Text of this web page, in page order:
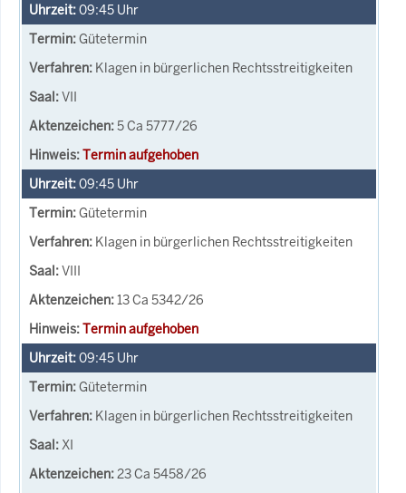
09:45 Uhr
Gütetermin
Klagen in bürgerlichen Rechtsstreitigkeiten
VII
5 Ca 5777/26
Termin aufgehoben
09:45 Uhr
Gütetermin
Klagen in bürgerlichen Rechtsstreitigkeiten
VIII
13 Ca 5342/26
Termin aufgehoben
09:45 Uhr
Gütetermin
Klagen in bürgerlichen Rechtsstreitigkeiten
XI
23 Ca 5458/26